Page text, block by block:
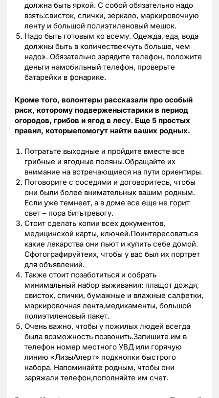
должна быть яркой. С собой обязательно надо
взять:свисток, спички, зеркало, маркировочную
ленту и большой полиэтиленовый мешок.
Надо быть готовым ко всему. Одежда, еда, вода
должны быть в количестве«чуть больше, чем
надо». Обязательно зарядите телефон, положите
деньги намобильный телефон, проверьте
батарейки в фонарике.
Кроме того, волонтеры рассказали про особый
риск, которому подверженыстарики в период
огородов, грибов и ягод в лесу. Еще 5 простых
правил, которыепомогут найти ваших родных.
Потратьте выходные и пройдите вместе все
грибные и ягодные поляны.Обращайте их
внимание на встречающиеся на пути ориентиры.
Поговорите с соседями и договоритесь, чтобы
они были более внимательнык вашим родным.
Если уже темнеет, а в доме все еще не горит
свет – пора битьтревогу.
Стоит сделать копии всех документов,
медицинской карты, ключей.Поинтересоваться
какие лекарства они пьют и купить себе домой.
Сфотографируйтеих, чтобы у вас был их портрет
для объявлений.
Также стоит позаботиться и собрать
минимальный набор выживания: плащот дождя,
свисток, спички, бумажные и влажные салфетки,
маркировочная лента,медикаменты, большой
полиэтиленовый пакет.
Очень важно, чтобы у пожилых людей всегда
была возможность позвонить.Запишите им в
телефон номер местного УВД или горячую
линию «ЛизыАлерт» подкнопки быстрого
набора. Напоминайте родным, чтобы они
заряжали телефон,пополняйте им счет.